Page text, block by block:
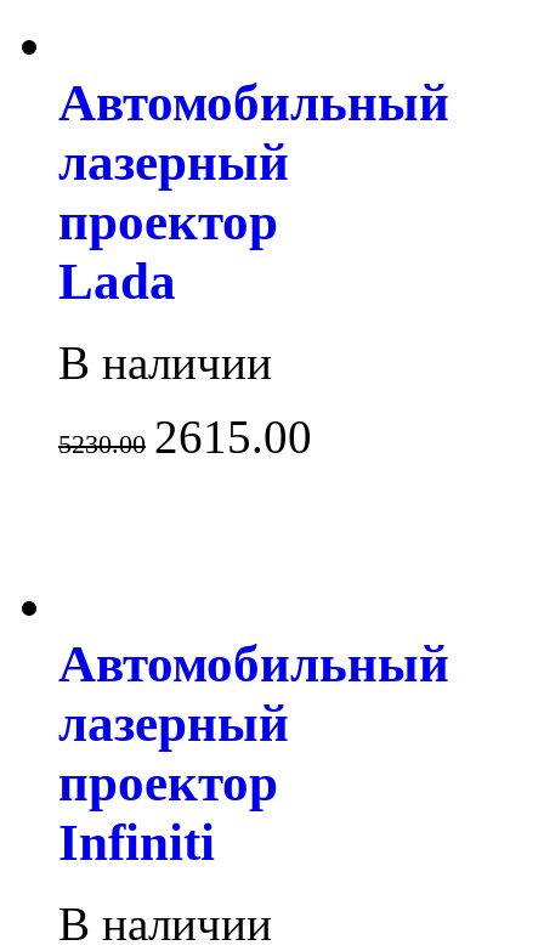
Автомобильный
лазерный
проектор
Lada
В наличии
5230.00 2615.00
Автомобильный
лазерный
проектор
Infiniti
В наличии